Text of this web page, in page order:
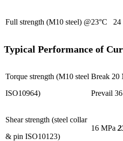
Full strength (M10 steel) @23°C 24
Typical Performance of
Torque strength (M10 steel
ISO10964)
Break
Prevail
Shear strength (steel collar
& pin ISO10123)
16 MPa